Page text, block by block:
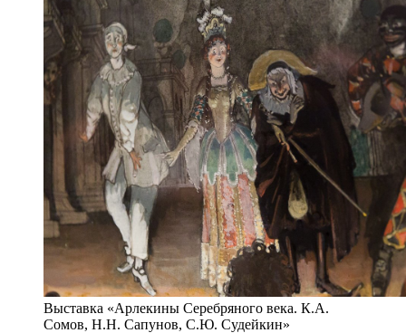
Выставка «Арлекины Серебряного века. К.А.
Сомов, Н.Н. Сапунов, С.Ю. Судейкин»